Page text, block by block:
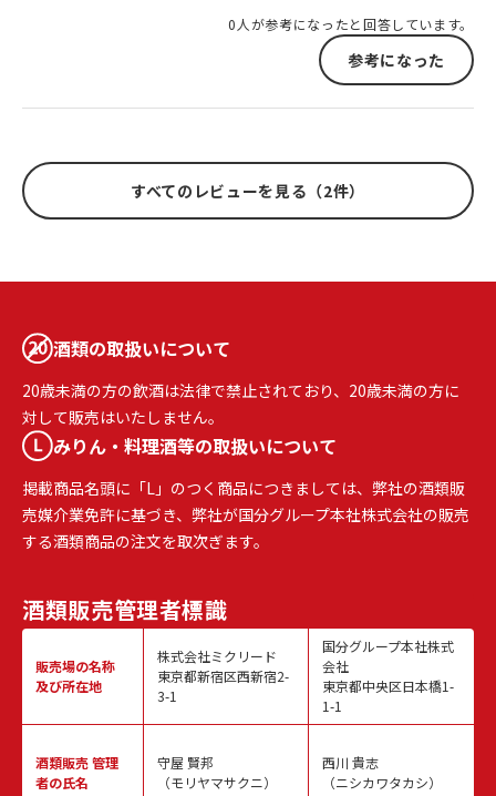
0人が参考になったと回答しています。
参考になった
すべてのレビューを見る（2件）
酒類の取扱いについて
20歳未満の方の飲酒は法律で禁止されており、20歳未満の方に
対して販売はいたしません。
みりん・料理酒等の取扱いについて
掲載商品名頭に「L」のつく商品につきましては、弊社の酒類販
売媒介業免許に基づき、弊社が国分グループ本社株式会社の販売
する酒類商品の注文を取次ぎます。
酒類販売管理者標識
販売場の名称
及び所在地
酒類販売管理
者の氏名
株式会社ミクリード
東京都新宿区西新宿2-
3-1
守屋 賢邦
（モリヤマサクニ）
国分グループ本社株式
会社
東京都中央区日本橋1-
1-1
西川 貴志
（ニシカワタカシ）